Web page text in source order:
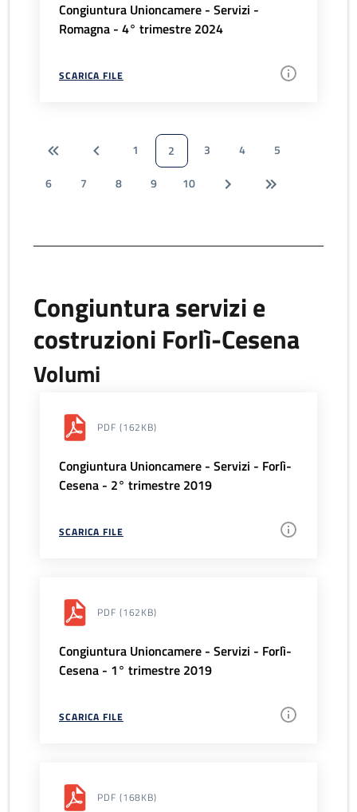
Congiuntura Unioncamere - Servizi -
Romagna - 4° trimestre 2024
SCARICA FILE
1 2 3 4
5
6
7 8 9 10
Congiuntura servizi e
costruzioni Forlì-Cesena
Volumi
PDF (162KB)
Congiuntura Unioncamere - Servizi - Forlì-
Cesena - 2° trimestre 2019
SCARICA FILE
PDF (162KB)
Congiuntura Unioncamere - Servizi - Forlì-
Cesena - 1° trimestre 2019
SCARICA FILE
PDF (168KB)